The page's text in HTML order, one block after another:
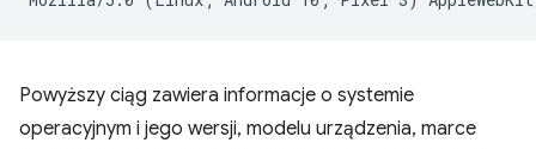
Powyższy ciąg zawiera informacje o systemie
operacyjnym i jego wersji, modelu urządzenia, marce